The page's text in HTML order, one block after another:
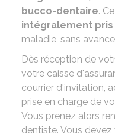
bucco-dentaire.
intégralement pris
maladie, sans
Dès réception de
votre caisse
courrier d'invitation,
prise en charge de
Vous prenez alors
dentiste. Vous